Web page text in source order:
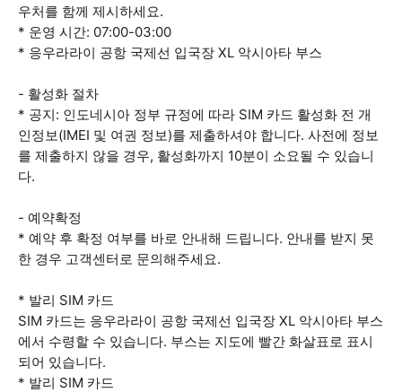
우처를 함께 제시하세요.
* 운영 시간: 07:00-03:00
* 응우라라이 공항 국제선 입국장 XL 악시아타 부스
- 활성화 절차
* 공지: 인도네시아 정부 규정에 따라 SIM 카드 활성화 전 개
인정보(IMEI 및 여권 정보)를 제출하셔야 합니다. 사전에 정보
를 제출하지 않을 경우, 활성화까지 10분이 소요될 수 있습니
다.
- 예약확정
* 예약 후 확정 여부를 바로 안내해 드립니다. 안내를 받지 못
한 경우 고객센터로 문의해주세요.
* 발리 SIM 카드
SIM 카드는 응우라라이 공항 국제선 입국장 XL 악시아타 부스
에서 수령할 수 있습니다. 부스는 지도에 빨간 화살표로 표시
되어 있습니다.
* 발리 SIM 카드